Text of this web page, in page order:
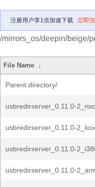
注册用户享1倍加速下载 立即
/mirrors_os/deepin/beige/
File Name ↓
Parent directory/
usbredirserver_0.11.0-
usbredirserver_0.11.0-
usbredirserver_0.11.0-
usbredirserver_0.11.0-